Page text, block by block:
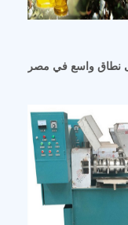
نطاق واسع في مصر